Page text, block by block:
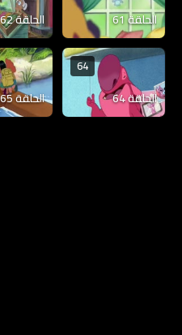
الحلقة 61 الحلقة 62
64
الحلقة 64 الحلقة 65